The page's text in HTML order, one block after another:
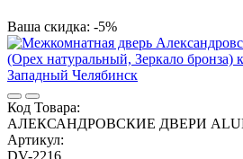
Ваша скидка: -5%
Код Товара:
АЛЕКСАНДРОВСКИЕ ДВЕРИ
Артикул:
DV-2216